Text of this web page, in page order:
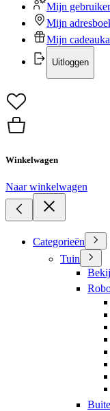
Mijn
Mijn
Mijn
Uitloggen
Winkelwagen
Naar winkelwagen
Categorieën
Tuin